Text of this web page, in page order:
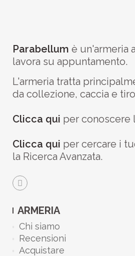
Parabellum è un'armeria
lavora su appuntamento.
L'armeria tratta
da collezione, caccia e
Clicca qui per conoscere
Clicca qui per cercare i
la Ricerca Avanzata.
ARMERIA
Chi siamo
Recensioni
Acquistare